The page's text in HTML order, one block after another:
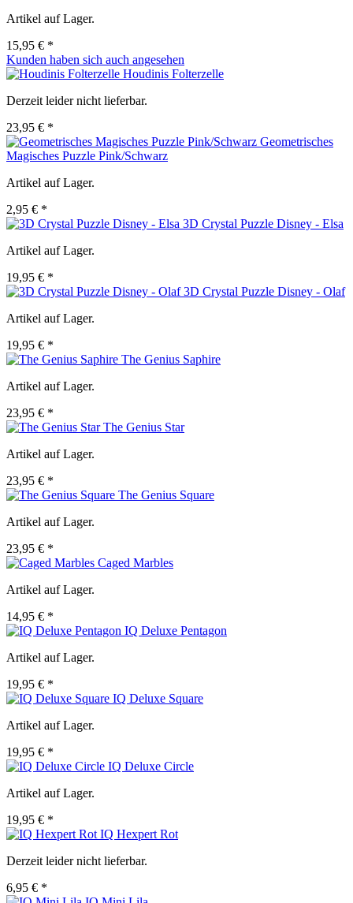
Artikel auf Lager.
15,95 € *
Kunden haben sich auch angesehen
Houdinis Folterzelle
Derzeit leider nicht lieferbar.
23,95 € *
Geometrisches
Magisches Puzzle Pink/Schwarz
Artikel auf Lager.
2,95 € *
3D Crystal Puzzle Disney - Elsa
Artikel auf Lager.
19,95 € *
3D Crystal Puzzle Disney - Olaf
Artikel auf Lager.
19,95 € *
The Genius Saphire
Artikel auf Lager.
23,95 € *
The Genius Star
Artikel auf Lager.
23,95 € *
The Genius Square
Artikel auf Lager.
23,95 € *
Caged Marbles
Artikel auf Lager.
14,95 € *
IQ Deluxe Pentagon
Artikel auf Lager.
19,95 € *
IQ Deluxe Square
Artikel auf Lager.
19,95 € *
IQ Deluxe Circle
Artikel auf Lager.
19,95 € *
IQ Hexpert Rot
Derzeit leider nicht lieferbar.
6,95 € *